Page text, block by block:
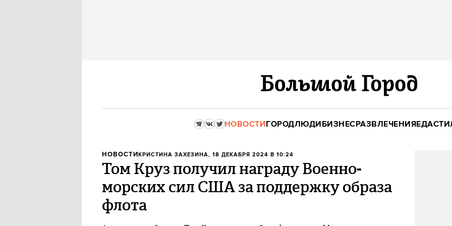
НОВОСТИГОРОДЛЮДИБИЗНЕСРАЗВЛЕЧЕНИЯЕДА
НОВОСТИКРИСТИНА ЗАХЕЗИНА, 18 ДЕКАБРЯ 2024 В 10:24
Том Круз получил награду Военно-
морских сил США за поддержку образа
флота